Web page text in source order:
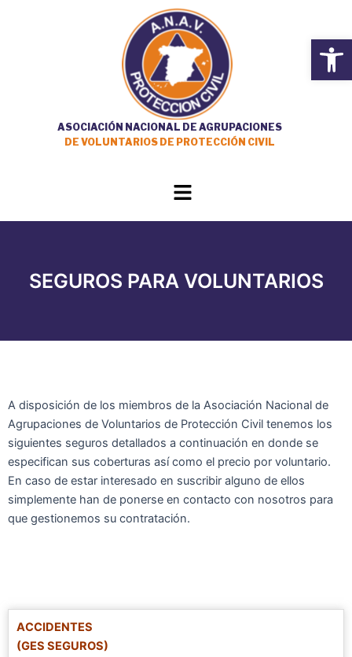
ASOCIACIÓN NACIONAL DE AGRUPACIONES
DE VOLUNTARIOS DE PROTECCIÓN CIVIL
Main
Menu
SEGUROS PARA VOLUNTARIOS
A disposición de los miembros de la Asociación Nacional de
Agrupaciones de Voluntarios de Protección Civil tenemos los
siguientes seguros detallados a continuación en donde se
especifican sus coberturas así como el precio por voluntario.
En caso de estar interesado en suscribir alguno de ellos
simplemente han de ponerse en contacto con nosotros para
que gestionemos su contratación.
ACCIDENTES
(GES SEGUROS)